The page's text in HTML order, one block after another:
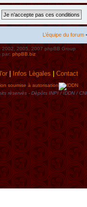
L’équipe du forum •
2005, 2007 phpBB Group
par: phpBB.biz
| Infos Lègales|Contact
soumise à autorisation
rèservès - Dèpôts INPI / IDDN /